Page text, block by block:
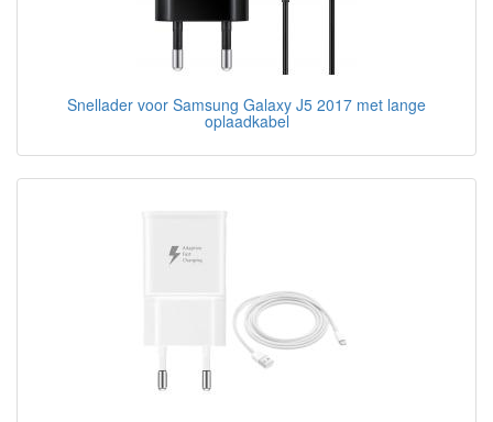
Snellader voor Samsung Galaxy J5 2017 met lange
oplaadkabel